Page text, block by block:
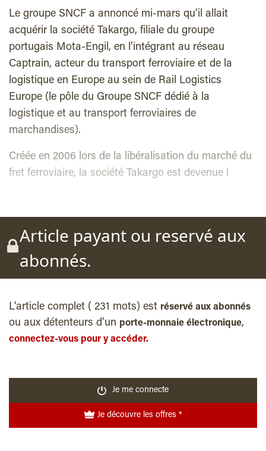
Le groupe SNCF a annoncé mi-mars qu’il allait
acquérir la société Takargo, filiale du groupe
portugais Mota-Engil, en l’intégrant au réseau
Captrain, acteur du transport ferroviaire et de la
logistique en Europe au sein de Rail Logistics
Europe (le pôle du Groupe SNCF dédié à la
logistique et au transport ferroviaires de
marchandises).
Créée en 2006 lors de la libéralisation du marché du
fret ferroviaire, la société Takargo est devenue l
Article payant ou reservé aux
abonnés.
L'article complet ( 231 mots) est réservé aux abonnés
ou aux détenteurs d’un porte-monnaie électronique,
connectez-vous pour y accéder.
Je me connecte
Je découvre les offres *